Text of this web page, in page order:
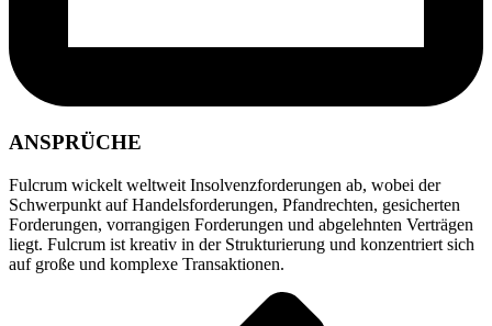
ANSPRÜCHE
Fulcrum wickelt weltweit Insolvenzforderungen ab, wobei der
Schwerpunkt auf Handelsforderungen, Pfandrechten, gesicherten
Forderungen, vorrangigen Forderungen und abgelehnten Verträgen
liegt. Fulcrum ist kreativ in der Strukturierung und konzentriert sich
auf große und komplexe Transaktionen.